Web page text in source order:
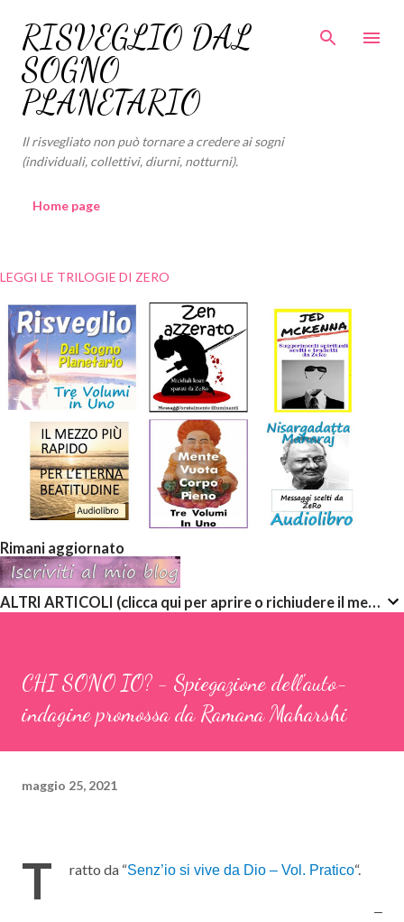
Passa ai contenuti principali
RISVEGLIO DAL
SOGNO
PLANETARIO
Il risvegliato non può tornare a credere ai sogni
(individuali, collettivi, diurni, notturni).
Home page
LEGGI LE TRILOGIE DI ZERO
Rimani aggiornato
ALTRI ARTICOLI (clicca qui per aprire o richiudere il menù a discesa)
CHI SONO IO? - Spiegazione dell'auto-
indagine promossa da Ramana Maharshi
maggio 25, 2021
T ratto da “Senz’io si vive da Dio – Vol. Pratico“.
–